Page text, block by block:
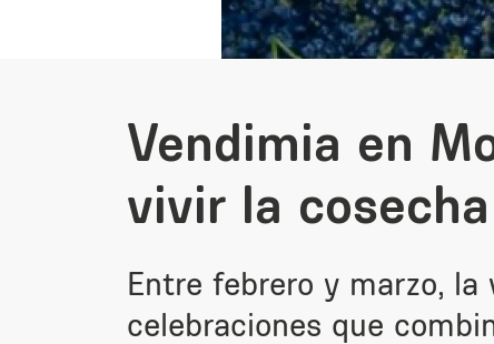
Vendimia en
vivir la cosecha
Entre febrero y marzo,
celebraciones que